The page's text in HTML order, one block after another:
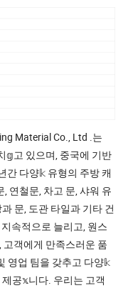
Material Co., Ltd .는
𝕘고 있으며, 중국에 기반
간 다양𝕜 유형의 주방 캐
연철문, 차고 문, 샤워 유
문, 도관 타일과 기타 건
속적으로 늘리고, 원스
객에게 만족스러운 품
영업 팀을 갖추고 다양𝕜
공𝕩니다. 우리는 고객